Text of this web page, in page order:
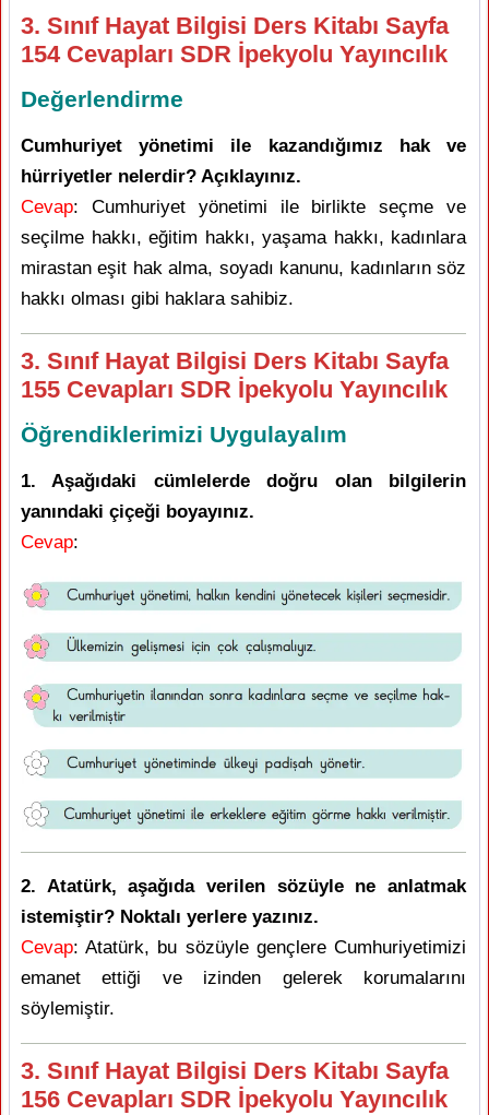
3. Sınıf Hayat Bilgisi Ders Kitabı Sayfa
154 Cevapları SDR İpekyolu Yayıncılık
Değerlendirme
Cumhuriyet yönetimi ile kazandığımız hak ve
hürriyetler nelerdir? Açıklayınız.
Cevap: Cumhuriyet yönetimi ile birlikte seçme ve
seçilme hakkı, eğitim hakkı, yaşama hakkı, kadınlara
mirastan eşit hak alma, soyadı kanunu, kadınların söz
hakkı olması gibi haklara sahibiz.
3. Sınıf Hayat Bilgisi Ders Kitabı Sayfa
155 Cevapları SDR İpekyolu Yayıncılık
Öğrendiklerimizi Uygulayalım
1. Aşağıdaki cümlelerde doğru olan bilgilerin
yanındaki çiçeği boyayınız.
Cevap:
2. Atatürk, aşağıda verilen sözüyle ne anlatmak
istemiştir? Noktalı yerlere yazınız.
Cevap: Atatürk, bu sözüyle gençlere Cumhuriyetimizi
emanet ettiği ve izinden gelerek korumalarını
söylemiştir.
3. Sınıf Hayat Bilgisi Ders Kitabı Sayfa
156 Cevapları SDR İpekyolu Yayıncılık